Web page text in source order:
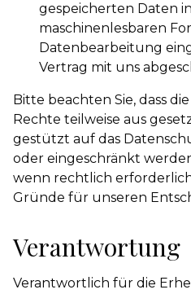
gespeicherten Daten
maschinenlesbaren
Datenbearbeitung
Vertrag mit uns
Bitte beachten Sie, dass
Rechte teilweise aus
gestützt auf das
oder eingeschränkt
wenn rechtlich
Gründe für unseren
Verantwortung
Verantwortlich für die